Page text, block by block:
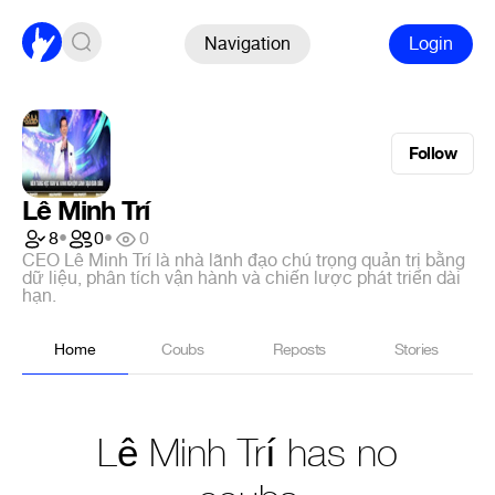
Navigation Login
Follow
Lê Minh Trí
8• 0•
0
CEO Lê Minh Trí là nhà lãnh đạo chú trọng quản trị bằng
dữ liệu, phân tích vận hành và chiến lược phát triển dài
hạn.
Home Coubs Reposts Stories
Lê Minh Trí has no